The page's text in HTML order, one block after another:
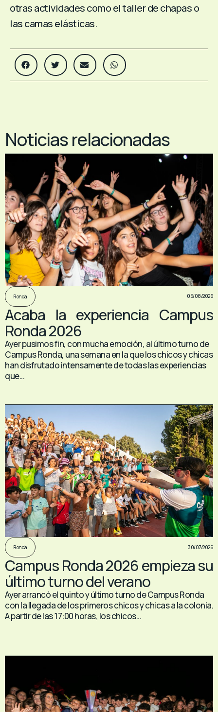
otras actividades como el taller de chapas o
las camas elásticas.
Noticias relacionadas
Ronda 05/08/2026
Acaba la experiencia Campus
Ronda 2026
Ayer pusimos fin, con mucha emoción, al último turno de
Campus Ronda, una semana en la que los chicos y chicas
han disfrutado intensamente de todas las experiencias
que...
Ronda 30/07/2026
Campus Ronda 2026 empieza su
último turno del verano
Ayer arrancó el quinto y último turno de Campus Ronda
con la llegada de los primeros chicos y chicas a la colonia.
A partir de las 17:00 horas, los chicos...